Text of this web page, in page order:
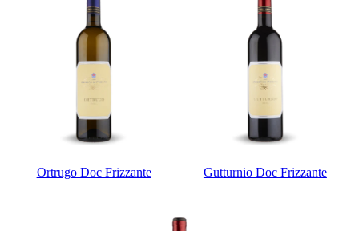
Ortrugo Doc Frizzante Gutturnio Doc Frizzante